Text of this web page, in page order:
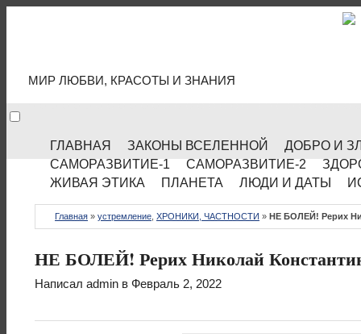
МИР ЛЮБВИ, КРАСОТЫ И ЗНАНИЯ
ГЛАВНАЯ ЗАКОНЫ ВСЕЛЕННОЙ
ДОБРО И
САМОРАЗВИТИЕ-1
САМОРАЗВИТИЕ-2
ЖИВАЯ ЭТИКА
ПЛАНЕТА ЛЮДИ И ДАТЫ
Главная » устремление ХРОНИКИ, ЧАСТНОСТИ » НЕ БОЛЕЙ! Рерих
НЕ БОЛЕЙ! Рерих Николай
Написал admin в Февраль 2, 2022